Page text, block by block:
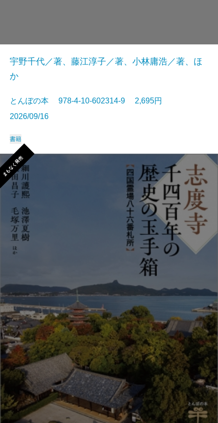
宇野千代／著、藤江淳子／著、小林庸浩／著、ほ
か
とんぼの本 978-4-10-602314-9 2,695円
2026/09/16
書籍
まもなく発売